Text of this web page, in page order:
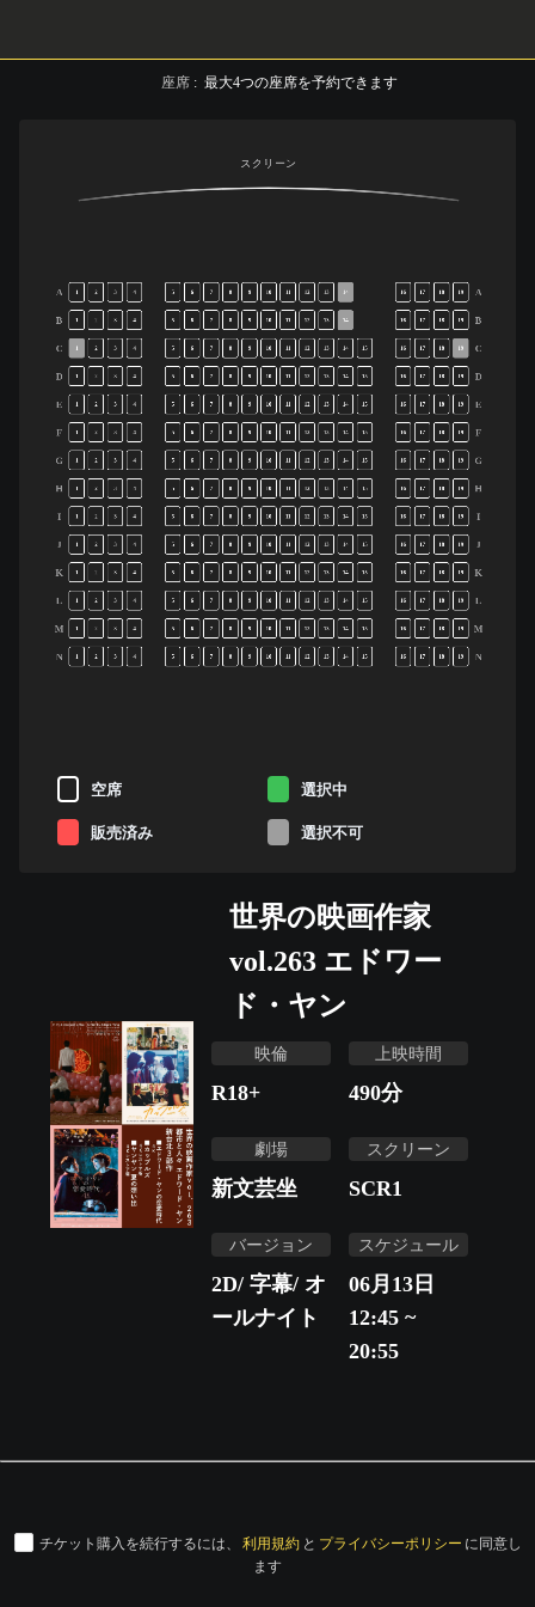
座席 : 最大4つの座席を予約できます
スクリーン
A
B
C
D
E
F
G
H
I
J
K
L
M
N
A
B
C
D
E
F
G
H
I
J
K
L
M
N
1 2 3 4 5 6 7 8 9 10 11 12 13 14 16 17 18 19
1 2 3 4 5 6 7 8 9 10 11 12 13 14 16 17 18 19
1 2 3 4 5 6 7 8 9 10 11 12 13 14 15 16 17 18 19
1 2 3 4 5 6 7 8 9 10 11 12 13 14 15 16 17 18 19
2 3 4 5 6 7 8 9 10 12 13 14 15 16 17 18 19
1 2 3 4 5 6 7 8 9 10 11 12 13 14 15 16 17 18 19
2 3 4 5 6 7 8 9 10 12 13 14 15 16 17 18 19
1 2 3 4 5 6 7 8 9 10 11 12 13 14 15 16 17 18 19
1 2 3 5 6 7 9 10 11 12 13 14 15 16 17 18 19
1 2 3 4 5 6 7 8 9 10 11 12 13 14 15 16 17 18 19
1 2 3 4 5 6 7 8 9 10 11 12 13 14 15 16 17 18 19
1 2 3 4 5 6 7 8 9 10 11 12 13 14 15 16 17 18 19
1 2 3 4 5 6 7 8 9 10 11 12 13 14 15 16 17 18 19
1 2 3 4 5 6 7 8 9 10 12 13 14 15 16 17 18 19
空席 選択中
販売済み 選択不可
世界の映画作家
vol.263 エドワー
ド・ヤン
映倫
R18+
上映時間
490分
劇場
新文芸坐
スクリーン
SCR1
バージョン
2D/ 字幕/ オ
ールナイト
スケジュール
06月13日
12:45 ~
20:55
チケット購入を続行するには、 利用規約 と プライバシーポリシー に同意し
ます